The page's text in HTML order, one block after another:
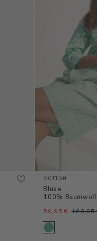
COTTON
Bluse
100%
59,95 € 129,95